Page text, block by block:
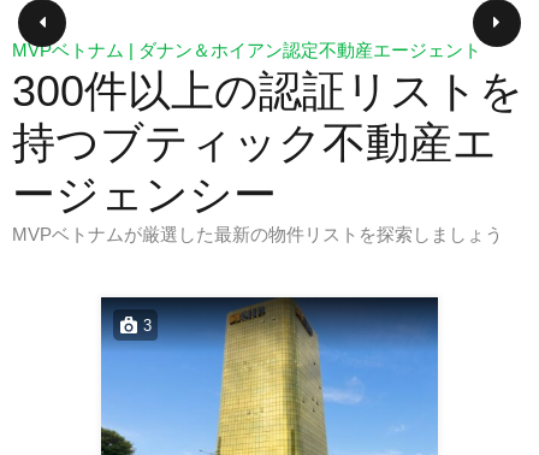
MVPベトナム | ダナン＆ホイアン認定不動産エージェント
300件以上の認証リストを
持つブティック不動産エ
ージェンシー
MVPベトナムが厳選した最新の物件リストを探索しましょう
3